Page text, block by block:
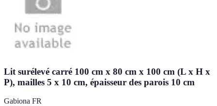
Lit surélevé carré 100 cm x 80 cm x 100 cm (L x H x
P), mailles 5 x 10 cm, épaisseur des parois 10 cm
Gabiona FR